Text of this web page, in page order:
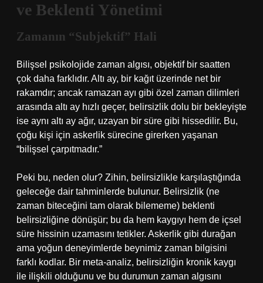
ve Beklenti Yönetimi
Zamanın “Subjektif” Hali
Bilişsel psikolojide zaman algısı, objektif bir saatten
çok daha farklıdır. Altı ay, bir kağıt üzerinde net bir
rakamdır; ancak ramazan ayı gibi özel zaman dilimleri
arasında altı ay hızlı geçer, belirsizlik dolu bir bekleyişte
ise aynı altı ay ağır, uzayan bir süre gibi hissedilir. Bu,
çoğu kişi için askerlik sürecine girerken yaşanan
“bilişsel çarpıtmadır.”
Peki bu, neden olur? Zihin, belirsizlikle karşılaştığında
geleceğe dair tahminlerde bulunur. Belirsizlik (ne
zaman biteceğini tam olarak bilememe) beklenti
belirsizliğine dönüşür; bu da hem kaygıyı hem de içsel
süre hissinin uzamasını tetikler. Askerlik gibi durağan
ama yoğun deneyimlerde beynimiz zaman bilgisini
farklı kodlar. Bir meta-analiz, belirsizliğin kronik kaygı
ile ilişkili olduğunu ve bu durumun zaman algısını